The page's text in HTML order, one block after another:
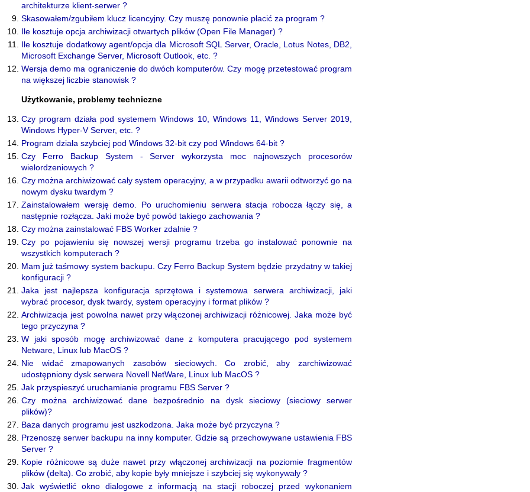
architekturze klient-serwer ?
Skasowałem/zgubiłem klucz licencyjny. Czy muszę ponownie płacić za program ?
Ile kosztuje opcja archiwizacji otwartych plików (Open File Manager) ?
Ile kosztuje dodatkowy agent/opcja dla Microsoft SQL Server, Oracle, Lotus Notes, DB2,
Microsoft Exchange Server, Microsoft Outlook, etc. ?
Wersja demo ma ograniczenie do dwóch komputerów. Czy mogę przetestować program
na większej liczbie stanowisk ?
Użytkowanie, problemy techniczne
Czy program działa pod systemem Windows 10, Windows 11, Windows Server 2019,
Windows Hyper-V Server, etc. ?
Program działa szybciej pod Windows 32-bit czy pod Windows 64-bit ?
Czy Ferro Backup System - Server wykorzysta moc najnowszych procesorów
wielordzeniowych ?
Czy można archiwizować cały system operacyjny, a w przypadku awarii odtworzyć go na
nowym dysku twardym ?
Zainstalowałem wersję demo. Po uruchomieniu serwera stacja robocza łączy się, a
następnie rozłącza. Jaki może być powód takiego zachowania ?
Czy można zainstalować FBS Worker zdalnie ?
Czy po pojawieniu się nowszej wersji programu trzeba go instalować ponownie na
wszystkich komputerach ?
Mam już taśmowy system backupu. Czy Ferro Backup System będzie przydatny w takiej
konfiguracji ?
Jaka jest najlepsza konfiguracja sprzętowa i systemowa serwera archiwizacji, jaki
wybrać procesor, dysk twardy, system operacyjny i format plików ?
Archiwizacja jest powolna nawet przy włączonej archiwizacji różnicowej. Jaka może być
tego przyczyna ?
W jaki sposób mogę archiwizować dane z komputera pracującego pod systemem
Netware, Linux lub MacOS ?
Nie widać zmapowanych zasobów sieciowych. Co zrobić, aby zarchiwizować
udostępniony dysk serwera Novell NetWare, Linux lub MacOS ?
Jak przyspieszyć uruchamianie programu FBS Server ?
Czy można archiwizować dane bezpośrednio na dysk sieciowy (sieciowy serwer
plików)?
Baza danych programu jest uszkodzona. Jaka może być przyczyna ?
Przenoszę serwer backupu na inny komputer. Gdzie są przechowywane ustawienia FBS
Server ?
Kopie różnicowe są duże nawet przy włączonej archiwizacji na poziomie fragmentów
plików (delta). Co zrobić, aby kopie były mniejsze i szybciej się wykonywały ?
Jak wyświetlić okno dialogowe z informacją na stacji roboczej przed wykonaniem